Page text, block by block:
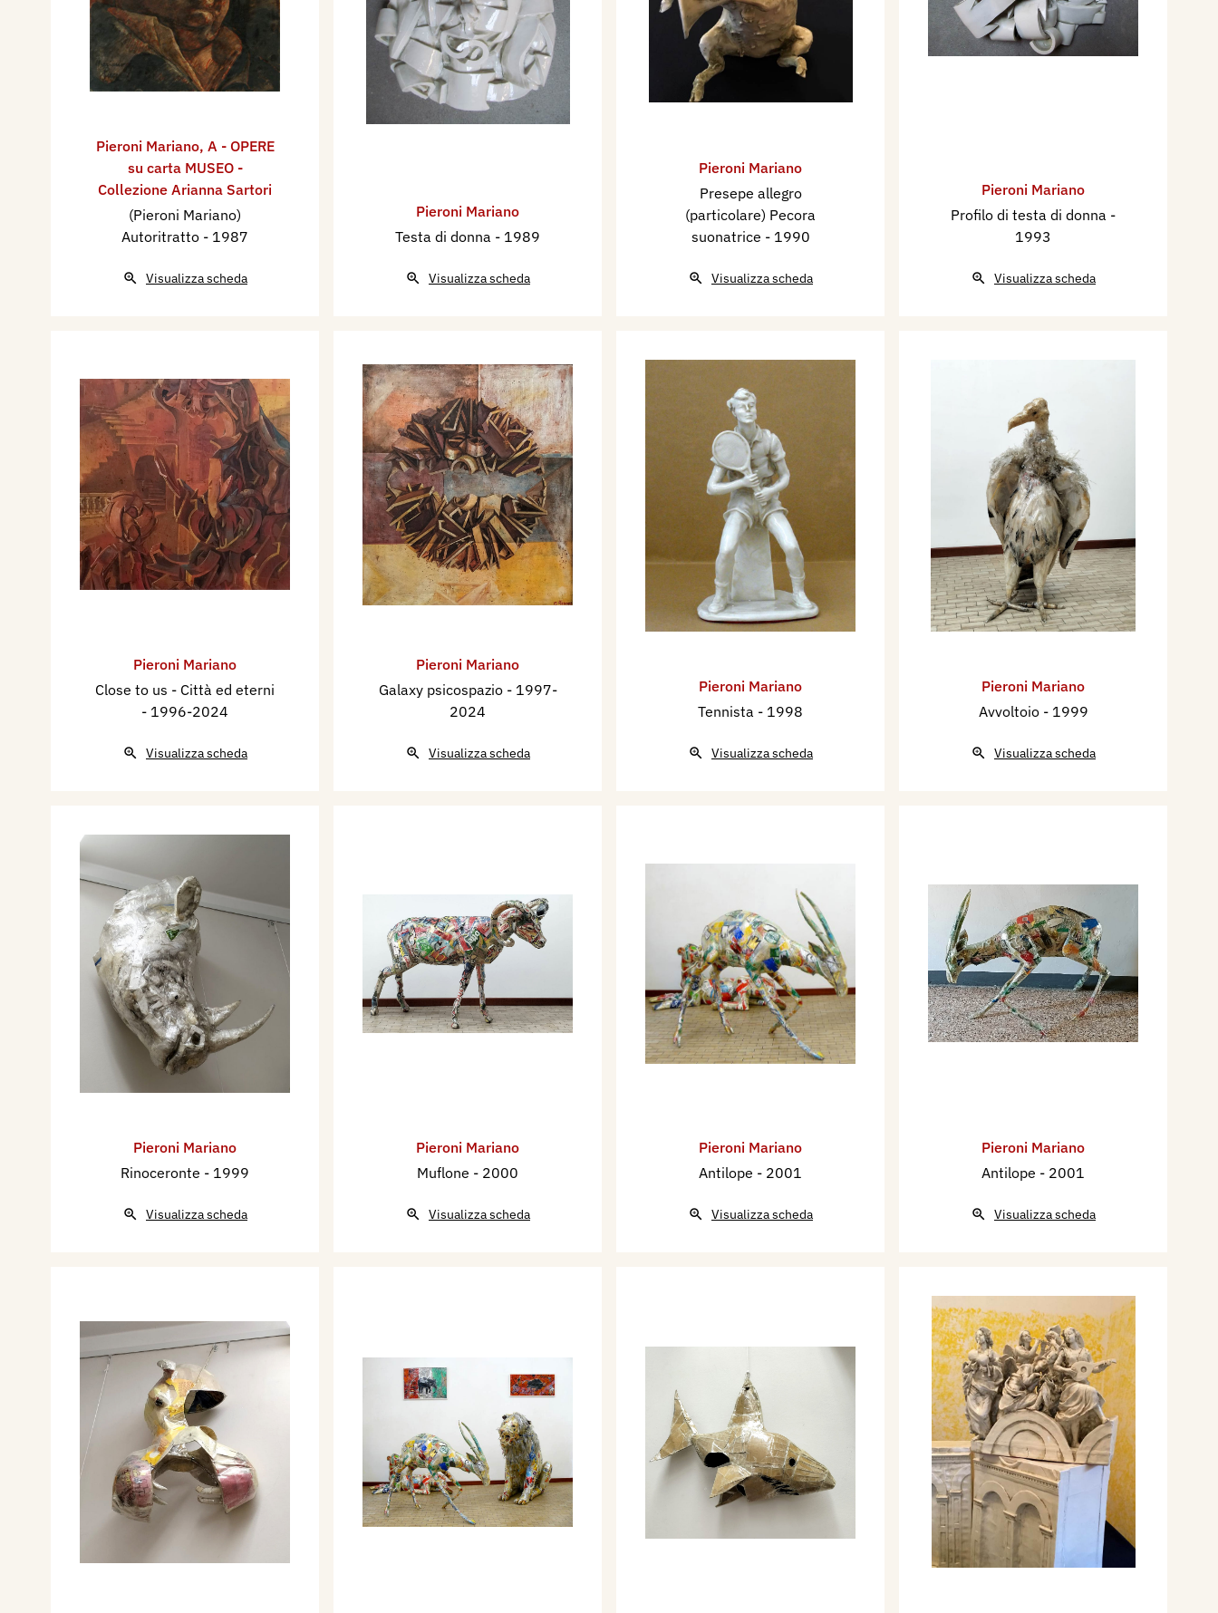
Pieroni Mariano, A - OPERE
su carta MUSEO -
Collezione Arianna Sartori
(Pieroni Mariano)
Autoritratto - 1987
Visualizza scheda
Pieroni Mariano
Testa di donna - 1989
Visualizza scheda
Pieroni Mariano
Presepe allegro
(particolare) Pecora
suonatrice - 1990
Visualizza scheda
Pieroni Mariano
Profilo di testa di donna -
1993
Visualizza scheda
Pieroni Mariano
Close to us - Città ed eterni
- 1996-2024
Visualizza scheda
Pieroni Mariano
Galaxy psicospazio - 1997-
2024
Visualizza scheda
Pieroni Mariano
Tennista - 1998
Visualizza scheda
Pieroni Mariano
Avvoltoio - 1999
Visualizza scheda
Pieroni Mariano
Rinoceronte - 1999
Visualizza scheda
Pieroni Mariano
Muflone - 2000
Visualizza scheda
Pieroni Mariano
Antilope - 2001
Visualizza scheda
Pieroni Mariano
Antilope - 2001
Visualizza scheda